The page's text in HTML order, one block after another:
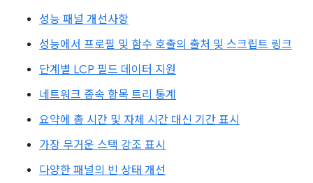
성능 패널 개선사항
성능에서 프로필 및 함수 호출의 출처 및 스크립트 링크
단계별 LCP 필드 데이터 지원
네트워크 종속 항목 트리 통계
요약에 총 시간 및 자체 시간 대신 기간 표시
가장 무거운 스택 강조 표시
다양한 패널의 빈 상태 개선